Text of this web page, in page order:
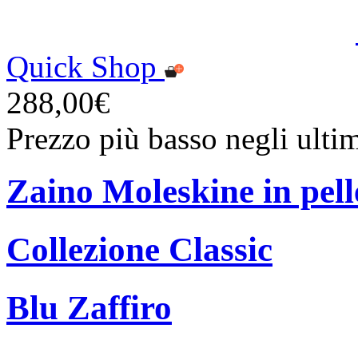
Quick Shop
288,00€
Prezzo più basso negli
Zaino Moleskine in
Collezione Classic
Blu Zaffiro